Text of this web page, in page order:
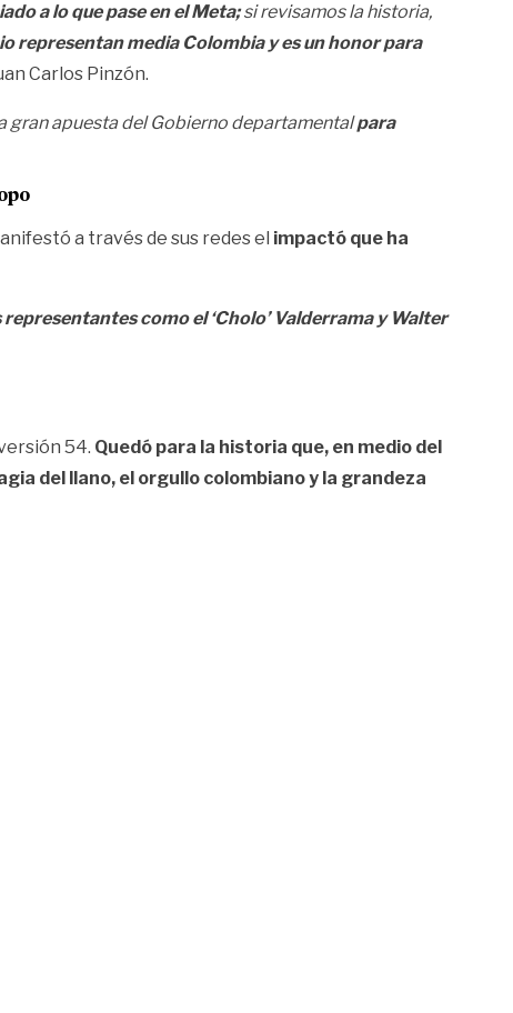
a lo que pase en el Meta;si revisamos la historia,
representan media Colombia y es un honor para
Carlos Pinzón.
gran apuesta del Gobierno departamentalpara
a través de sus redes el impactó que ha
como el ‘Cholo’ Valderrama y Walter
54. Quedó para la historia que, en medio del
del llano, el orgullo colombiano y la grandeza